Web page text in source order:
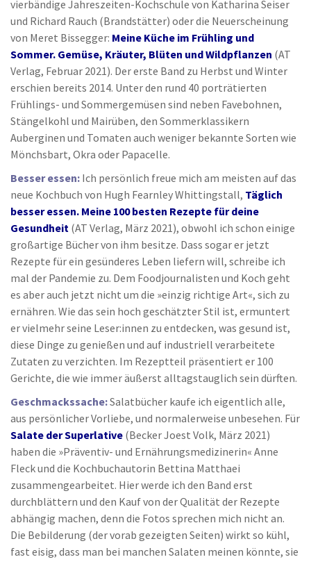
vierbändige Jahreszeiten-Kochschule von Katharina Seiser
und Richard Rauch (Brandstätter) oder die Neuerscheinung
von Meret Bissegger: Meine Küche im Frühling und
Sommer. Gemüse, Kräuter, Blüten und Wildpflanzen (AT
Verlag, Februar 2021). Der erste Band zu Herbst und Winter
erschien bereits 2014. Unter den rund 40 porträtierten
Frühlings- und Sommergemüsen sind neben Favebohnen,
Stängelkohl und Mairüben, den Sommerklassikern
Auberginen und Tomaten auch weniger bekannte Sorten wie
Mönchsbart, Okra oder Papacelle.
Besser essen: Ich persönlich freue mich am meisten auf das
neue Kochbuch von Hugh Fearnley Whittingstall, Täglich
besser essen. Meine 100 besten Rezepte für deine
Gesundheit (AT Verlag, März 2021), obwohl ich schon einige
großartige Bücher von ihm besitze. Dass sogar er jetzt
Rezepte für ein gesünderes Leben liefern will, schreibe ich
mal der Pandemie zu. Dem Foodjournalisten und Koch geht
es aber auch jetzt nicht um die »einzig richtige Art«, sich zu
ernähren. Wie das sein hoch geschätzter Stil ist, ermuntert
er vielmehr seine Leser:innen zu entdecken, was gesund ist,
diese Dinge zu genießen und auf industriell verarbeitete
Zutaten zu verzichten. Im Rezeptteil präsentiert er 100
Gerichte, die wie immer äußerst alltagstauglich sein dürften.
Geschmackssache:Salatbücher kaufe ich eigentlich alle,
aus persönlicher Vorliebe, und normalerweise unbesehen. Für
Salate der Superlative (Becker Joest Volk, März 2021)
haben die »Präventiv- und Ernährungsmedizinerin« Anne
Fleck und die Kochbuchautorin Bettina Matthaei
zusammengearbeitet. Hier werde ich den Band erst
durchblättern und den Kauf von der Qualität der Rezepte
abhängig machen, denn die Fotos sprechen mich nicht an.
Die Bebilderung (der vorab gezeigten Seiten) wirkt so kühl,
fast eisig, dass man bei manchen Salaten meinen könnte, sie